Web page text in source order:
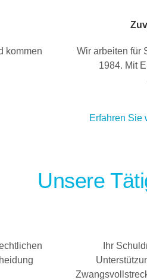
kommen
Wir arbeiten für
1984. Mit
Erfahren Sie
Unsere
Ihr